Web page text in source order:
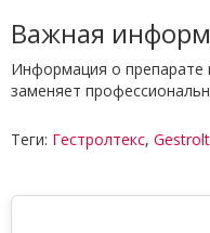
Важная
Информация о препарате
заменяет
Теги: Гестролтекс,